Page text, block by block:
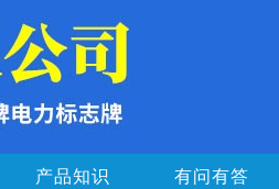
产品知识 有问有答